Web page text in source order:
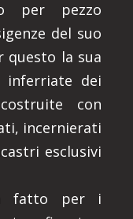
per pezzo
del suo
questo la sua
inferriate dei
con
incernierati
esclusivi
fatto per i